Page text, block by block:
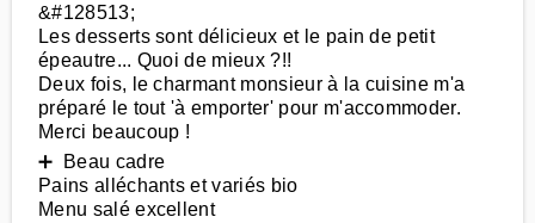
&#128513;
Les desserts sont délicieux et le pain de petit
épeautre... Quoi de mieux ?!!
Deux fois, le charmant monsieur à la cuisine m'a
préparé le tout 'à emporter' pour m'accommoder.
Merci beaucoup !
➕ Beau cadre
Pains alléchants et variés bio
Menu salé excellent